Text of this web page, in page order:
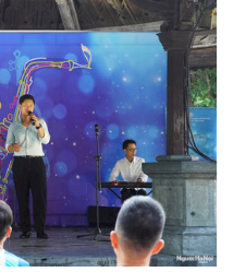
giàu cảm xúc ngay giữa